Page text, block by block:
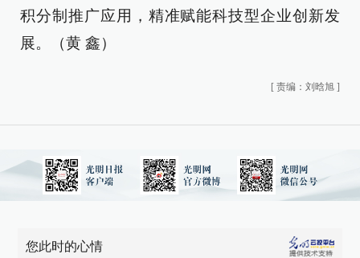
积分制推广应用，精准赋能科技型企业创新发
展。（黄 鑫）
[ 责编：刘晗旭 ]
您此时的心情